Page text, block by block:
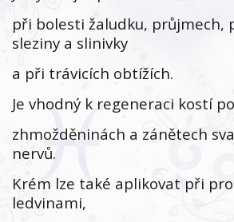
při bolesti žaludku, průjmech,
sleziny a slinivky
a při trávicích obtížích.
Je vhodný k regeneraci kostí
zhmožděninách a zánětech
nervů.
Krém lze také aplikovat při
ledvinami,